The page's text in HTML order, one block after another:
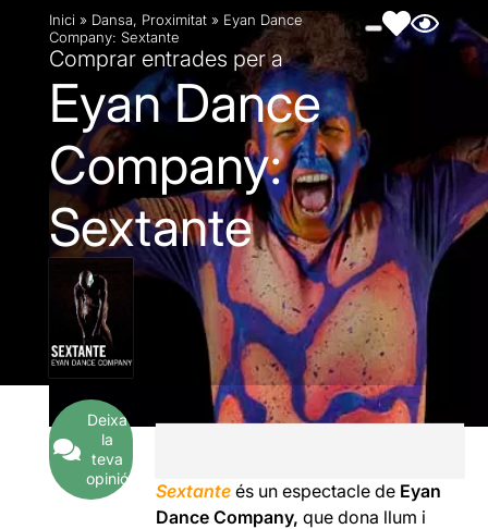
Inici » Dansa, Proximitat » Eyan Dance
Company: Sextante
Comprar entrades per a
Eyan Dance
Company:
Sextante
Deixa
la
teva
opinió
Sextante és un espectacle de Eyan
Dance Company, que dona llum i